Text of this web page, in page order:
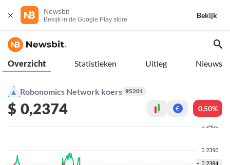
Newsbit
Bekijk in de Google Play store
Bekijk
Overzicht Statistieken Uitleg Nieuws
Robonomics Network koers #5201
$ 0,2374 € 0,50%